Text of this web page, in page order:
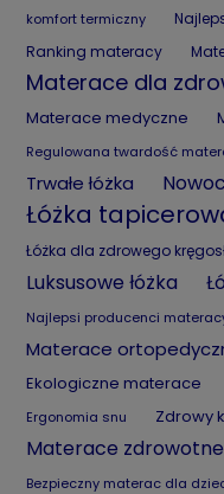
komfort termiczny
Ranking materacy
Materace dla
Materace medyczne
Regulowana twardość
Trwałe łóżka
Łóżka
Łóżka dla zdrowego
Luksusowe łóżka
Najlepsi producenci
Materace
Ekologiczne materace
Ergonomia snu Zdrowy
Materace zdrowotne
Bezpieczny materac dla